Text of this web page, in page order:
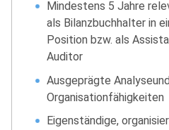
Mindestens 5 Jahre
als Bilanzbuchhalter in
Position bzw. als
Auditor
Ausgeprägte Analyseund
Organisationfähigkeiten
Eigenständige,